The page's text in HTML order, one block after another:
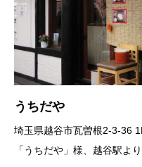
うちだや
埼玉県越谷市瓦曽根2-3-36
「うちだや」様、越谷駅よ